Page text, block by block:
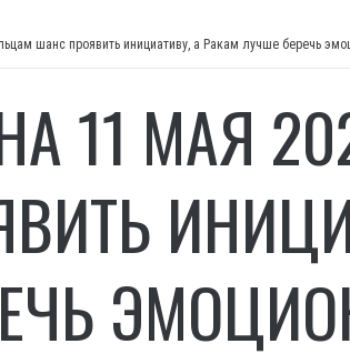
шанс проявить инициативу, а Ракам лучше беречь
11 МАЯ